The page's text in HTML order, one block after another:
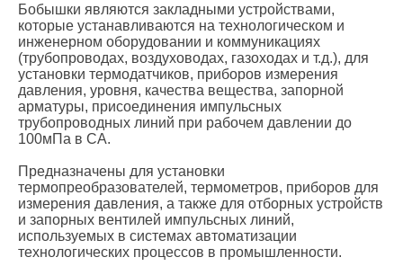
Бобышки являются закладными устройствами,
которые устанавливаются на технологическом и
инженерном оборудовании и коммуникациях
(трубопроводах, воздуховодах, газоходах и т.д.), для
установки термодатчиков, приборов измерения
давления, уровня, качества вещества, запорной
арматуры, присоединения импульсных
трубопроводных линий при рабочем давлении до
100мПа в СА.
Предназначены для установки
термопреобразователей, термометров, приборов для
измерения давления, а также для отборных устройств
и запорных вентилей импульсных линий,
используемых в системах автоматизации
технологических процессов в промышленности.